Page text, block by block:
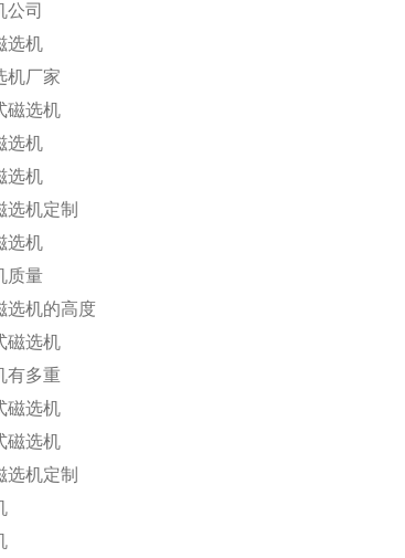
公司
选机
机厂家
磁选机
选机
选机
选机定制
选机
质量
选机的高度
磁选机
有多重
磁选机
磁选机
选机定制